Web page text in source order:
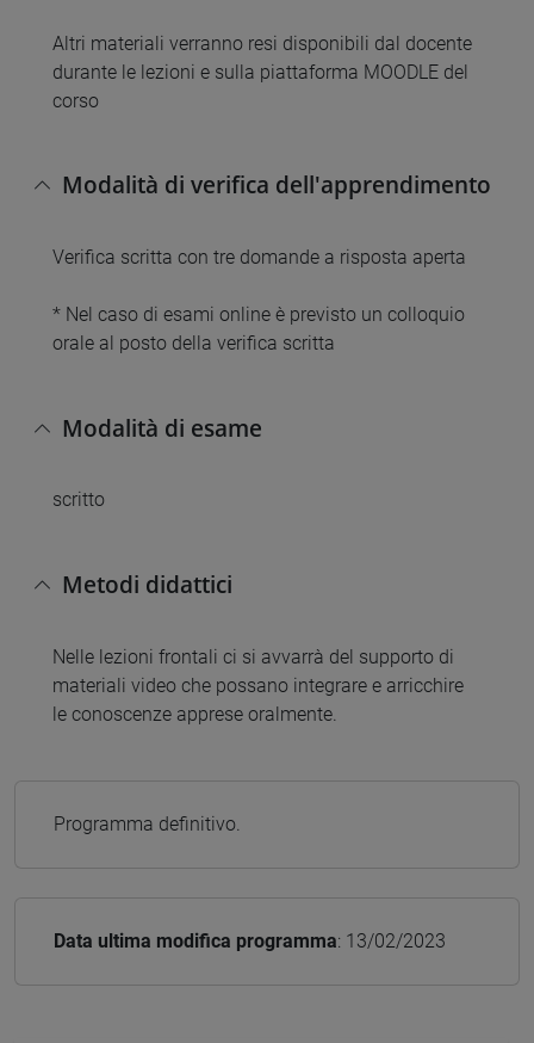
Altri materiali verranno resi disponibili dal docente
durante le lezioni e sulla piattaforma MOODLE del
corso
Modalità di verifica dell'apprendimento
Verifica scritta con tre domande a risposta aperta
* Nel caso di esami online è previsto un colloquio
orale al posto della verifica scritta
Modalità di esame
scritto
Metodi didattici
Nelle lezioni frontali ci si avvarrà del supporto di
materiali video che possano integrare e arricchire
le conoscenze apprese oralmente.
Programma definitivo.
Data ultima modifica programma: 13/02/2023